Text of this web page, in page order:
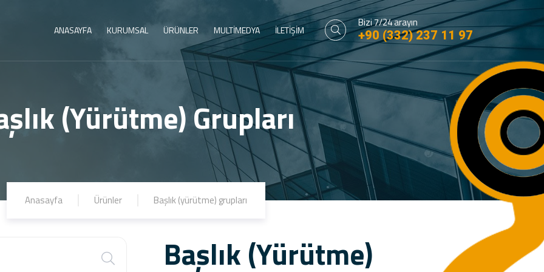
ANASAYFA KURUMSAL ÜRÜNLER MULTİMEDYA İLETİŞİM
Bizi 7/24 arayın
+90 (332) 237 11 97
(Yürütme) Grupları
Anasayfa Ürünler Başlık (yürütme) grupları
Başlık (Yürütme)